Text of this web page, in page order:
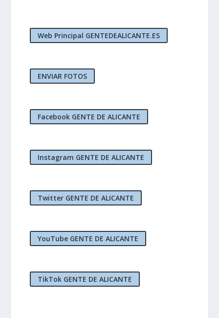
Web Principal GENTEDEALICANTE.ES
ENVIAR FOTOS
Facebook GENTE DE ALICANTE
Instagram GENTE DE ALICANTE
Twitter GENTE DE ALICANTE
YouTube GENTE DE ALICANTE
TikTok GENTE DE ALICANTE